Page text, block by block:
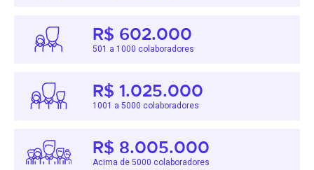
R$ 602.000
501 a 1000 colaboradores
R$ 1.025.000
1001 a 5000 colaboradores
R$ 8.005.000
Acima de 5000 colaboradores